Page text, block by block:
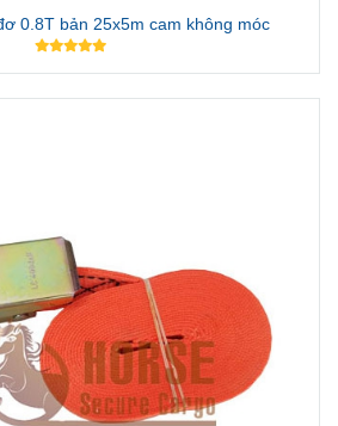
0.8T bản 25x5m cam không móc